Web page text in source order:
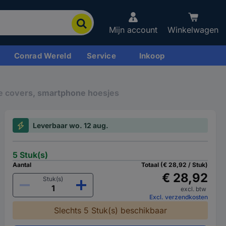
Mijn account Winkelwagen
Conrad Wereld Service Inkoop
covers, smartphone hoesjes
Leverbaar wo. 12 aug.
5 Stuk(s)
Aantal
Stuk(s)
Totaal (€ 28,92 / Stuk)
€ 28,92
excl. btw
Excl. verzendkosten
Slechts 5 Stuk(s) beschikbaar